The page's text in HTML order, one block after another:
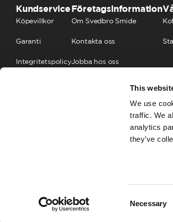
This
We use
traffic. We
analytics
they’ve
Necessary
Kundservice
Köpevillkor
Garanti
Integritetspolicy
Företagsinformation
Om Svedbro Smide
Kontakta oss
Jobba hos oss